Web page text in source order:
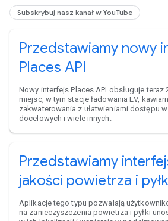
Subskrybuj nasz kanał w YouTube
Przedstawiamy nowy
Places API
Nowy interfejs Places API obsługuje teraz
miejsc, w tym stacje ładowania EV,
zakwaterowania z ułatwieniami dostępu
docelowych i wiele innych.
Przedstawiamy
jakości powietrza i
Aplikacje tego typu pozwalają
na zanieczyszczenia powietrza i pyłki